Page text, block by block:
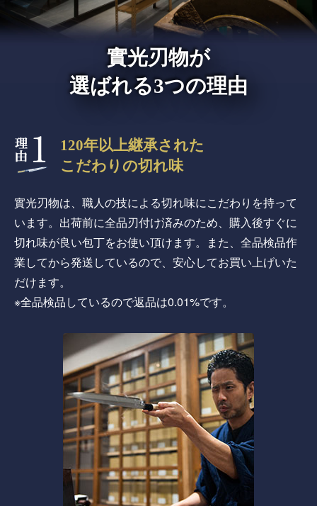
實光刃物が
選ばれる3つの理由
120年以上継承された
こだわりの切れ味
實光刃物は、職人の技による切れ味にこだわりを持って
います。出荷前に全品刃付け済みのため、購入後すぐに
切れ味が良い包丁をお使い頂けます。また、全品検品作
業してから発送しているので、安心してお買い上げいた
だけます。
※全品検品しているので返品は0.01%です。